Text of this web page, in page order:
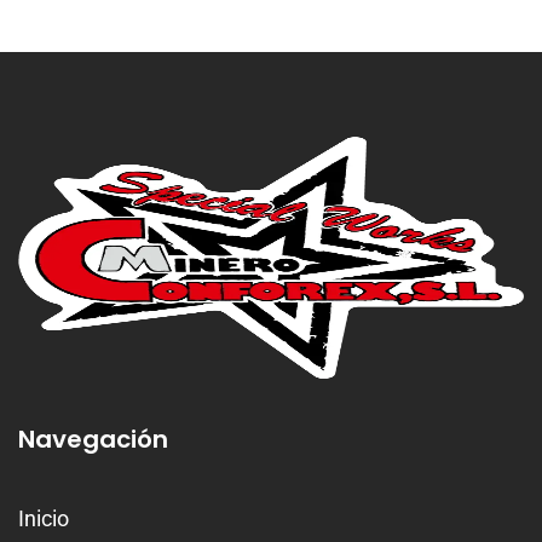
Navegación
Inicio